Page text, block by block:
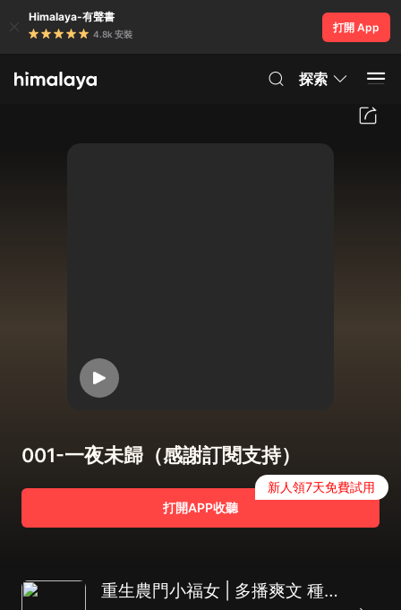
Himalaya-有聲書
4.8k 安裝
打開 App
探索
001-一夜未歸（感謝訂閱支持）
打開APP收聽
新人領7天免費試用
重生農門小福女 | 多播爽文 種田不憋屈